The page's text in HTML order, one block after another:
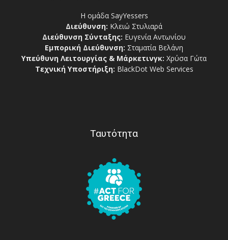
Η ομάδα SayYessers
Διεύθυνση: Κλειώ Στυλιαρά
Διεύθυνση Σύνταξης: Ευγενία Αντωνίου
Εμπορική Διεύθυνση: Σταματία Βελάνη
Υπεύθυνη Λειτουργίας & Μάρκετινγκ: Χρύσα Γώτα
Τεχνική Υποστήριξη: BlackDot Web Services
Ταυτότητα